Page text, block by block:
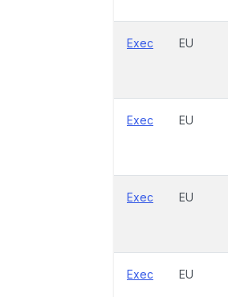
Exec EU
Exec EU
Exec EU
Exec EU